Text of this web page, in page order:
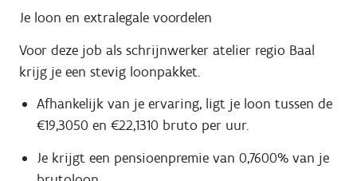
Je loon en extralegale voordelen
Voor deze job als schrijnwerker atelier regio Baal
krijg je een stevig loonpakket.
Afhankelijk van je ervaring, ligt je loon tussen de
€19,3050 en €22,1310 bruto per uur.
Je krijgt een pensioenpremie van 0,7600% van je